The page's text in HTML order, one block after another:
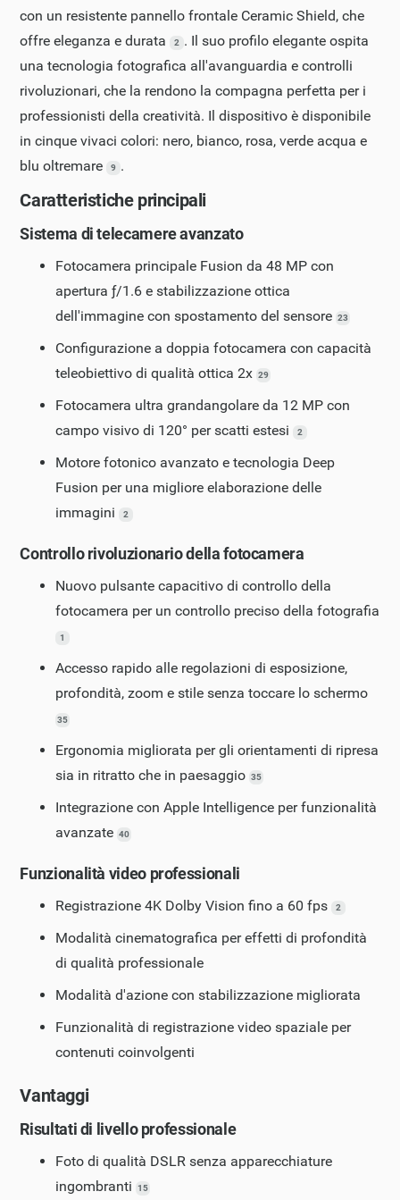
con un resistente pannello frontale Ceramic Shield, che
offre eleganza e durata
2
. Il suo profilo elegante ospita
una tecnologia fotografica all'avanguardia e controlli
rivoluzionari, che la rendono la compagna perfetta per i
professionisti della creatività. Il dispositivo è disponibile
in cinque vivaci colori: nero, bianco, rosa, verde acqua e
blu oltremare
9 .
Caratteristiche principali
Sistema di telecamere avanzato
Fotocamera principale Fusion da 48 MP con
apertura ƒ/1.6 e stabilizzazione ottica
dell'immagine con spostamento del sensore 23
Configurazione a doppia fotocamera con capacità
teleobiettivo di qualità ottica 2x 29
Fotocamera ultra grandangolare da 12 MP con
campo visivo di 120° per scatti estesi
2
Motore fotonico avanzato e tecnologia Deep
Fusion per una migliore elaborazione delle
immagini
2
Controllo rivoluzionario della fotocamera
Nuovo pulsante capacitivo di controllo della
fotocamera per un controllo preciso della fotografia
1
Accesso rapido alle regolazioni di esposizione,
profondità, zoom e stile senza toccare lo schermo
35
Ergonomia migliorata per gli orientamenti di ripresa
sia in ritratto che in paesaggio 35
Integrazione con Apple Intelligence per funzionalità
avanzate 40
Funzionalità video professionali
Registrazione 4K Dolby Vision fino a 60 fps 2
Modalità cinematografica per effetti di profondità
di qualità professionale
Modalità d'azione con stabilizzazione migliorata
Funzionalità di registrazione video spaziale per
contenuti coinvolgenti
Vantaggi
Risultati di livello professionale
Foto di qualità DSLR senza apparecchiature
ingombranti
15